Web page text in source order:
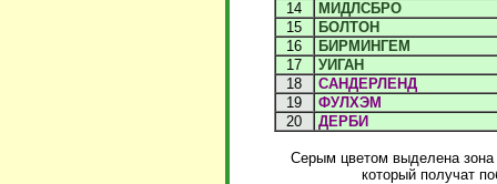
14
МИДЛСБРО
15
БОЛТОН
16
БИРМИНГЕМ
17
УИГАН
18
САНДЕРЛЕНД
19
ФУЛХЭМ
20
ДЕРБИ
Серым цветом выделена
который получат